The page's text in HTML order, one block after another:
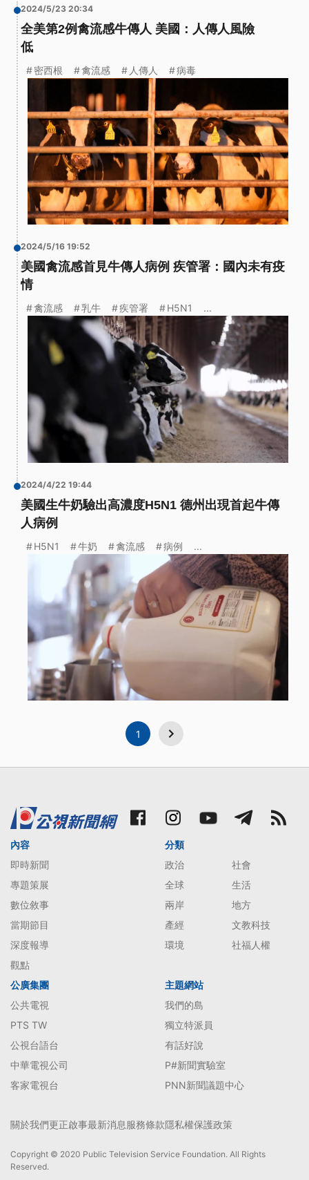
2024/5/23 20:34
全美第2例禽流感牛傳人 美國：人傳人風險
低
密西根 禽流感 人傳人 病毒
2024/5/16 19:52
美國禽流感首見牛傳人病例 疾管署：國內未有疫
情
禽流感 乳牛 疾管署 H5N1 ...
2024/4/22 19:44
美國生牛奶驗出高濃度H5N1 德州出現首起牛傳
人病例
H5N1 牛奶 禽流感 病例 ...
1
內容
即時新聞
專題策展
數位敘事
當期節目
深度報導
觀點
分類
政治
社會
全球
生活
兩岸
地方
產經
文教科技
環境
社福人權
公廣集團
公共電視
PTS TW
公視台語台
中華電視公司
客家電視台
主題網站
我們的島
獨立特派員
有話好說
P#新聞實驗室
PNN新聞議題中心
關於我們更正啟事最新消息服務條款隱私權保護政策
Copyright © 2020 Public Television Service Foundation. All Rights
Reserved.